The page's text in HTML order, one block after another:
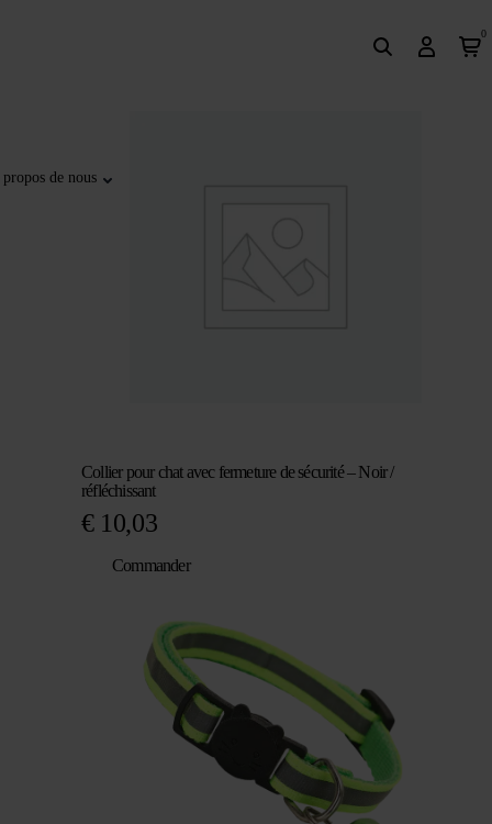
de nous
0
Collier pour chat avec fermeture de sécurité – Noir /
réfléchissant
€10,03
Commander